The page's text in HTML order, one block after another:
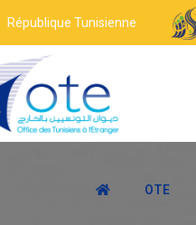
République Tunisienne
OTE